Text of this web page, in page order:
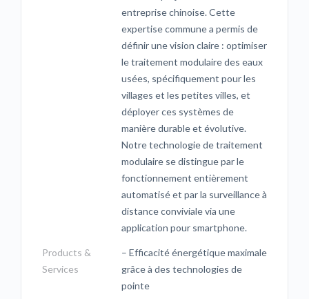
entreprise chinoise. Cette
expertise commune a permis de
définir une vision claire : optimiser
le traitement modulaire des eaux
usées, spécifiquement pour les
villages et les petites villes, et
déployer ces systèmes de
manière durable et évolutive.
Notre technologie de traitement
modulaire se distingue par le
fonctionnement entièrement
automatisé et par la surveillance à
distance conviviale via une
application pour smartphone.
Products &
Services
– Efficacité énergétique maximale
grâce à des technologies de
pointe